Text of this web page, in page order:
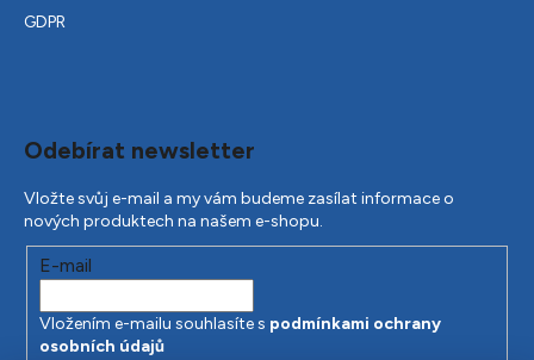
GDPR
Odebírat newsletter
Vložte svůj e-mail a my vám budeme zasílat informace o
nových produktech na našem e-shopu.
E-mail
Vložením e-mailu souhlasíte s podmínkami ochrany
osobních údajů